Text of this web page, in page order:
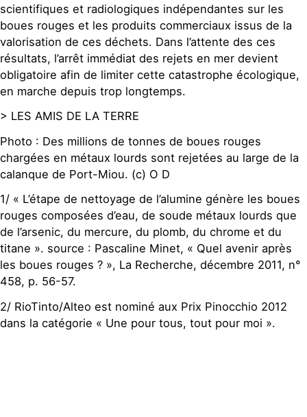
scientifiques et radiologiques indépendantes sur les
boues rouges et les produits commerciaux issus de la
valorisation de ces déchets. Dans l’attente des ces
résultats, l’arrêt immédiat des rejets en mer devient
obligatoire afin de limiter cette catastrophe écologique,
en marche depuis trop longtemps.
> LES AMIS DE LA TERRE
Photo : Des millions de tonnes de boues rouges
chargées en métaux lourds sont rejetées au large de la
calanque de Port-Miou. (c) O D
1/ « L’étape de nettoyage de l’alumine génère les boues
rouges composées d’eau, de soude métaux lourds que
de l’arsenic, du mercure, du plomb, du chrome et du
titane ». source : Pascaline Minet, « Quel avenir après
les boues rouges ? », La Recherche, décembre 2011, n°
458, p. 56-57.
2/ RioTinto/Alteo est nominé aux Prix Pinocchio 2012
dans la catégorie « Une pour tous, tout pour moi ».